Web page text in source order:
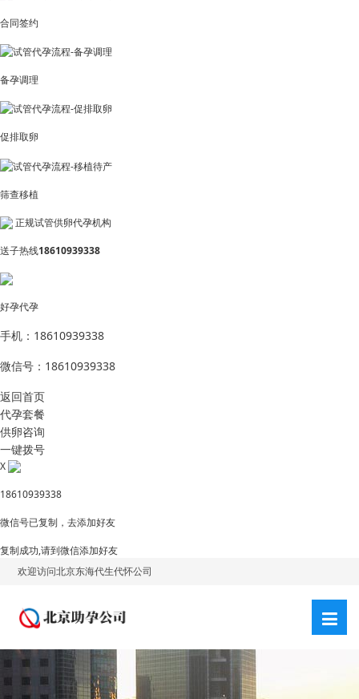
合同签约
备孕调理
促排取卵
筛查移植
正规试管供卵代孕机构
送子热线18610939338
好孕代孕
手机：18610939338
微信号：18610939338
返回首页
代孕套餐
供卵咨询
一键拨号
X
18610939338
微信号已复制，去添加好友
复制成功,请到微信添加好友
欢迎访问北京东海代生代怀公司